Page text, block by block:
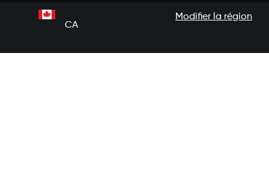
CA
Modifier la région